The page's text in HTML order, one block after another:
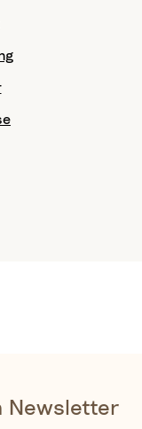
Newsletter